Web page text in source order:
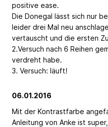
positive ease.
Die Donegal lässt sich nur
leider drei Mal neu
vertauscht und die ersten
2.Versuch nach 6 Reihen
verdreht habe.
3. Versuch: läuft!
06.01.2016
Mit der Kontrastfarbe
Anleitung von Anke ist